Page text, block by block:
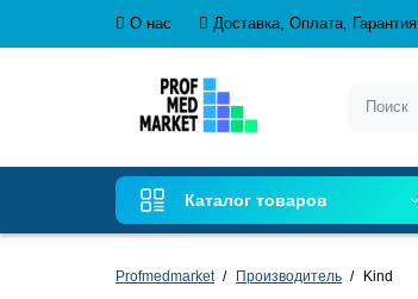
О нас Доставка, Оплата, Гарантия
Каталог товаров
Profmedmarket Производитель Kind